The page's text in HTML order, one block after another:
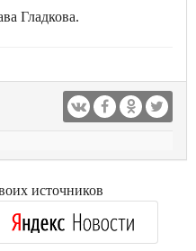
Гладкова.
источников